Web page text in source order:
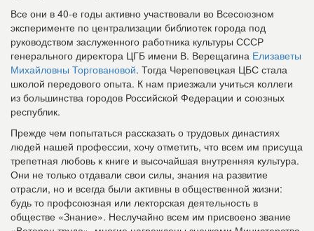
Все они в 40-е годы активно участвовали во Всесоюзном
эксперименте по централизации библиотек города под
руководством заслуженного работника культуры СССР
генерального директора ЦГБ имени В. Верещагина Елизаветы
Михайловны Торговановой. Тогда Череповецкая ЦБС стала
школой передового опыта. К нам приезжали учиться коллеги
из большинства городов Российской Федерации и союзных
республик.
Прежде чем попытаться рассказать о трудовых династиях
людей нашей профессии, хочу отметить, что всем им присуща
трепетная любовь к книге и высочайшая внутренняя культура.
Они не только отдавали свои силы, знания на развитие
отрасли, но и всегда были активны в общественной жизни:
будь то профсоюзная или лекторская деятельность в
обществе «Знание». Неслучайно всем им присвоено звание